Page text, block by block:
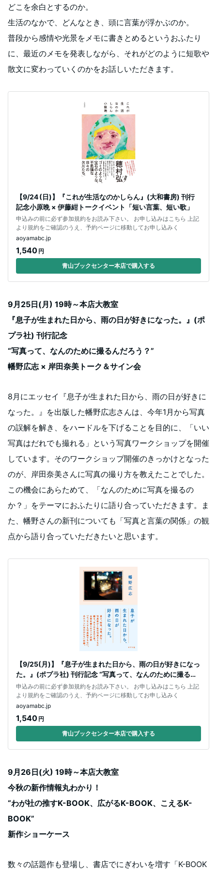
どこを余白とするのか。
生活のなかで、どんなとき、頭に言葉が浮かぶのか。
普段から感情や光景をメモに書きとめるというおふたり
に、最近のメモを発表しながら、それがどのように短歌や
散文に変わっていくのかをお話しいただきます。
【9/24 (日)】『これが生活なのかしらん』(大和書房) 刊行
記念小原晩 × 伊藤紺トークイベント「短い言葉、短い歌」
申込みの前に必ず参加規約をお読み下さい。 お申し込みはこちら 上記
より規約をご確認のうえ、予約ページに移動してお申し込みく
aoyamabc.jp
1,540 円
青山ブックセンター本店で購入する
9月25日(月) 19時～本店大教室
『息子が生まれた日から、雨の日が好きになった。』(ポ
プラ社) 刊行記念
“写真って、なんのために撮るんだろう？”
幡野広志 × 岸田奈美トーク＆サイン会
8月にエッセイ『息子が生まれた日から、雨の日が好きに
なった。』を出版した幡野広志さんは、今年1月から写真
の誤解を解き、をハードルを下げることを目的に、「いい
写真はだれでも撮れる」という写真ワークショップを開催
しています。そのワークショップ開催のきっかけとなった
のが、岸田奈美さんに写真の撮り方を教えたことでした。
この機会にあらためて、「なんのために写真を撮るの
か？」をテーマにおふたりに語り合っていただきます。ま
た、幡野さんの新刊についても「写真と言葉の関係」の観
点から語り合っていただきたいと思います。
【9/25(月)】『息子が生まれた日から、雨の日が好きになっ
た。』(ポプラ社) 刊行記念 “写真って、なんのために撮るん
だろう？” 幡野広
申込みの前に必ず参加規約をお読み下さい。 お申し込みはこちら 上記
より規約をご確認のうえ、予約ページに移動してお申し込みく
aoyamabc.jp
1,540 円
青山ブックセンター本店で購入する
9月26日(火) 19時～本店大教室
今秋の新作情報丸わかり！
“わが社の推すK-BOOK、広がるK-BOOK、こえるK-
BOOK”
新作ショーケース
数々の話題作も登場し、書店でにぎわいを増す「K-BOOK